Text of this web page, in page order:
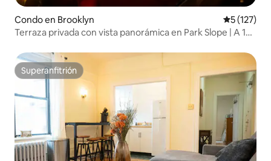
Condo en Brooklyn
5 (127)
Terraza privada con vista panorámica en Park Slope | A 10
Superanfitrión
Superanfitrión